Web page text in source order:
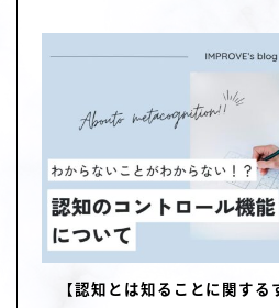
【認知とは知ることに関する